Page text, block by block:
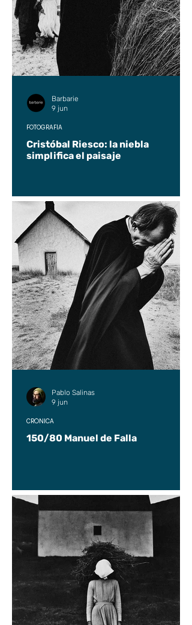
Cristóbal Riesco: la niebla
simplifica el paisaje
FOTOGRAFÍA
Barbarie
9 jun
150/80 Manuel de Falla
CRÓNICA
Pablo Salinas
9 jun